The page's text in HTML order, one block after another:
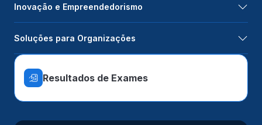
Inovação e Empreendedorismo
Soluções para Organizações
Resultados de Exames